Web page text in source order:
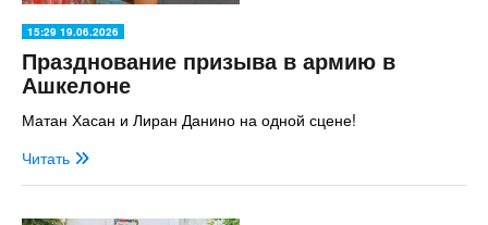
15:29 19.06.2026
Празднование призыва в армию в
Ашкелоне
Матан Хасан и Лиран Данино на одной сцене!
Читать